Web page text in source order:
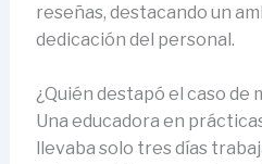
reseñas, destacando un
dedicación del personal.
¿Quién destapó el caso de
Una educadora en
llevaba solo tres días